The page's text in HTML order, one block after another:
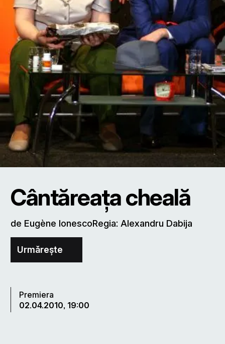
Cântăreaţa cheală
de Eugène IonescoRegia: Alexandru Dabija
Urmărește
Premiera
02.04.2010, 19:00